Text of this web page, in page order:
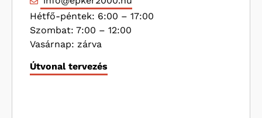
Hétfő-péntek: 6:00 – 17:00
Szombat: 7:00 – 12:00
Vasárnap: zárva
Útvonal tervezés